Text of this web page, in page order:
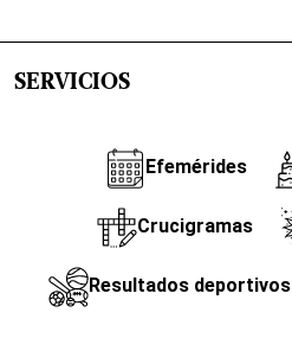
SERVICIOS
Efemérides
Crucigramas
Resultados deportivos